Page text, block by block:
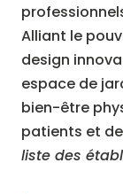
Alliant le
design
espace de
bien-être
patients et
liste des